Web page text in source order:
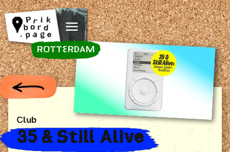
Spring naar inhoud
ROTTERDAM
Club
35 & Still Alive